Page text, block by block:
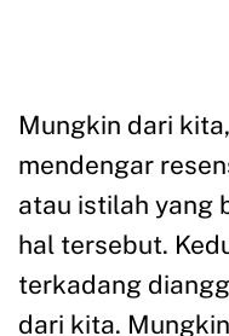
terkadang
dari kita.
keduanya sama-
mengenai isi
tema-tema
Sebelum